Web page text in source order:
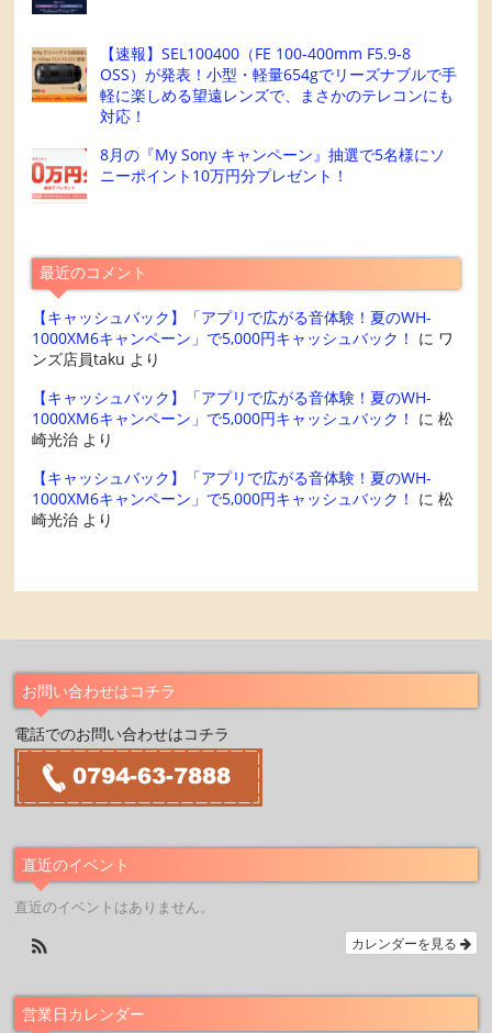
【速報】SEL100400（FE 100-400mm F5.9-8
OSS）が発表！小型・軽量654gでリーズナブルで手
軽に楽しめる望遠レンズで、まさかのテレコンにも
対応！
8月の『My Sony キャンペーン』抽選で5名様にソ
ニーポイント10万円分プレゼント！
最近のコメント
【キャッシュバック】「アプリで広がる音体験！夏のWH-
1000XM6キャンペーン」で5,000円キャッシュバック！ に ワ
ンズ店員taku より
【キャッシュバック】「アプリで広がる音体験！夏のWH-
1000XM6キャンペーン」で5,000円キャッシュバック！ に松
崎光治 より
【キャッシュバック】「アプリで広がる音体験！夏のWH-
1000XM6キャンペーン」で5,000円キャッシュバック！ に松
崎光治 より
お問い合わせはコチラ
電話でのお問い合わせはコチラ
直近のイベント
直近のイベントはありません。
カレンダーを見る
営業日カレンダー